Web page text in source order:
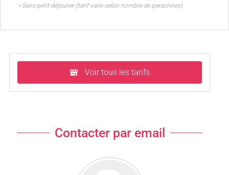
• Sans petit-déjeuner (tarif varie selon nombre de personnes)
Voir tous les tarifs
Contacter par email